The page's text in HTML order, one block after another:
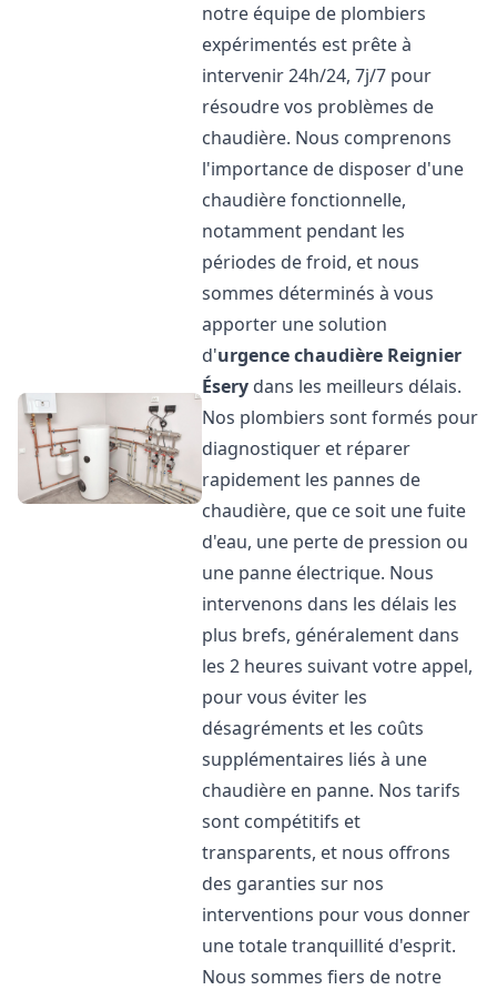
notre équipe de plombiers
expérimentés est prête à
intervenir 24h/24, 7j/7 pour
résoudre vos problèmes de
chaudière. Nous comprenons
l'importance de disposer d'une
chaudière fonctionnelle,
notamment pendant les
périodes de froid, et nous
sommes déterminés à vous
apporter une solution
d'urgence chaudière Reignier
Ésery dans les meilleurs délais.
Nos plombiers sont formés pour
diagnostiquer et réparer
rapidement les pannes de
chaudière, que ce soit une fuite
d'eau, une perte de pression ou
une panne électrique. Nous
intervenons dans les délais les
plus brefs, généralement dans
les 2 heures suivant votre appel,
pour vous éviter les
désagréments et les coûts
supplémentaires liés à une
chaudière en panne. Nos tarifs
sont compétitifs et
transparents, et nous offrons
des garanties sur nos
interventions pour vous donner
une totale tranquillité d'esprit.
Nous sommes fiers de notre